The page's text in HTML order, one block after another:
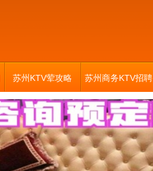
苏州KTV荤攻略 苏州商务KTV招聘